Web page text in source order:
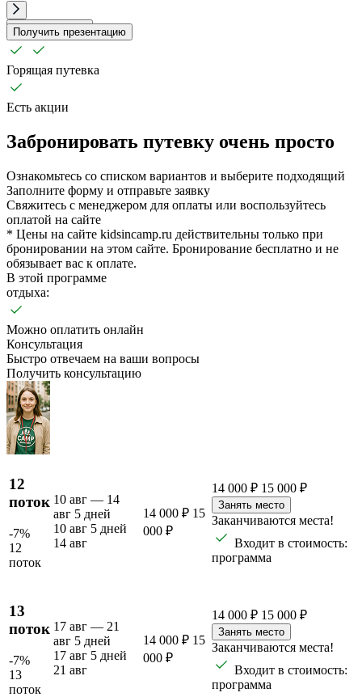
Забронировать
Получить презентацию
Горящая путевка
Есть акции
Забронировать путевку очень просто
Ознакомьтесь со списком вариантов и выберите подходящий
Заполните форму и отправьте заявку
Свяжитесь с менеджером для оплаты или воспользуйтесь
оплатой на сайте
* Цены на сайте kidsincamp.ru действительны только при
бронировании на этом сайте. Бронирование бесплатно и не
обязывает вас к оплате.
В этой программе
отдыха:
Можно оплатить онлайн
Консультация
Быстро отвечаем на ваши вопросы
Получить консультацию
12
поток
-7%
12
поток
10 авг — 14
авг 5 дней
10 авг 5 дней
14 авг
14 000 ₽ 15
000 ₽
14 000 ₽ 15 000 ₽
Занять место
Заканчиваются места!
Входит в стоимость:
программа
13
поток
-7%
13
поток
17 авг — 21
авг 5 дней
17 авг 5 дней
21 авг
14 000 ₽ 15
000 ₽
14 000 ₽ 15 000 ₽
Занять место
Заканчиваются места!
Входит в стоимость:
программа